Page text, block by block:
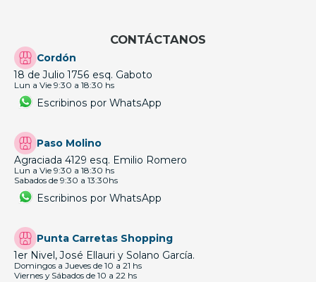
CONTÁCTANOS
Cordón
18 de Julio 1756 esq. Gaboto
Lun a Vie 9:30 a 18:30 hs
Escribinos por WhatsApp
Paso Molino
Agraciada 4129 esq. Emilio Romero
Lun a Vie 9:30 a 18:30 hs
Sabados de 9:30 a 13:30hs
Escribinos por WhatsApp
Punta Carretas Shopping
1er Nivel, José Ellauri y Solano García.
Domingos a Jueves de 10 a 21 hs
Viernes y Sábados de 10 a 22 hs